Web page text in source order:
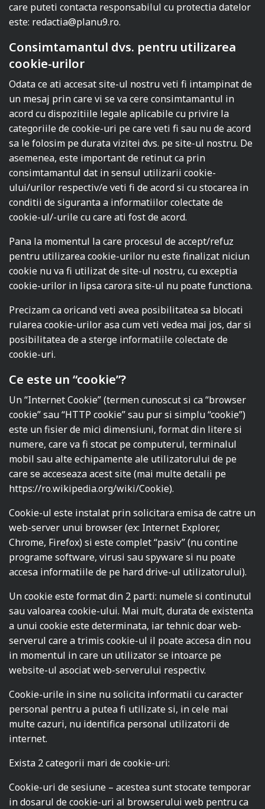
care puteti contacta responsabilul cu protectia datelor
este: redactia@planu9.ro.
Consimtamantul dvs. pentru utilizarea
cookie-urilor
Odata ce ati accesat site-ul nostru veti fi intampinat de
un mesaj prin care vi se va cere consimtamantul in
acord cu dispozitiile legale aplicabile cu privire la
categoriile de cookie-uri pe care veti fi sau nu de acord
sa le folosim pe durata vizitei dvs. pe site-ul nostru. De
asemenea, este important de retinut ca prin
consimtamantul dat in sensul utilizarii cookie-
ului/urilor respectiv/e veti fi de acord si cu stocarea in
conditii de siguranta a informatiilor colectate de
cookie-ul/-urile cu care ati fost de acord.
Pana la momentul la care procesul de accept/refuz
pentru utilizarea cookie-urilor nu este finalizat niciun
cookie nu va fi utilizat de site-ul nostru, cu exceptia
cookie-urilor in lipsa carora site-ul nu poate functiona.
Precizam ca oricand veti avea posibilitatea sa blocati
rularea cookie-urilor asa cum veti vedea mai jos, dar si
posibilitatea de a sterge informatiile colectate de
cookie-uri.
Ce este un “cookie”?
Un “Internet Cookie” (termen cunoscut si ca “browser
cookie” sau “HTTP cookie” sau pur si simplu “cookie”)
este un fisier de mici dimensiuni, format din litere si
numere, care va fi stocat pe computerul, terminalul
mobil sau alte echipamente ale utilizatorului de pe
care se acceseaza acest site (mai multe detalii pe
https://ro.wikipedia.org/wiki/Cookie).
Cookie-ul este instalat prin solicitara emisa de catre un
web-server unui browser (ex: Internet Explorer,
Chrome, Firefox) si este complet “pasiv” (nu contine
programe software, virusi sau spyware si nu poate
accesa informatiile de pe hard drive-ul utilizatorului).
Un cookie este format din 2 parti: numele si continutul
sau valoarea cookie-ului. Mai mult, durata de existenta
a unui cookie este determinata, iar tehnic doar web-
serverul care a trimis cookie-ul il poate accesa din nou
in momentul in care un utilizator se intoarce pe
website-ul asociat web-serverului respectiv.
Cookie-urile in sine nu solicita informatii cu caracter
personal pentru a putea fi utilizate si, in cele mai
multe cazuri, nu identifica personal utilizatorii de
internet.
Exista 2 categorii mari de cookie-uri:
Cookie-uri de sesiune – acestea sunt stocate temporar
in dosarul de cookie-uri al browserului web pentru ca